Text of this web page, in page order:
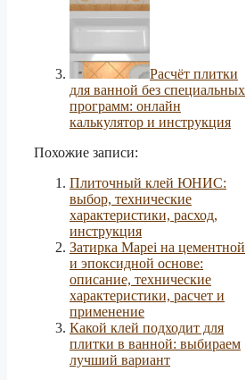
Расчёт плитки
для ванной без специальных
программ: онлайн
калькулятор и инструкция
Похожие записи:
Плиточный клей ЮНИС:
выбор, технические
характеристики, расход,
инструкция
Затирка Mapei на цементной
и эпоксидной основе:
описание, технические
характеристики, расчет и
применение
Какой клей подходит для
плитки в ванной: выбираем
лучший вариант